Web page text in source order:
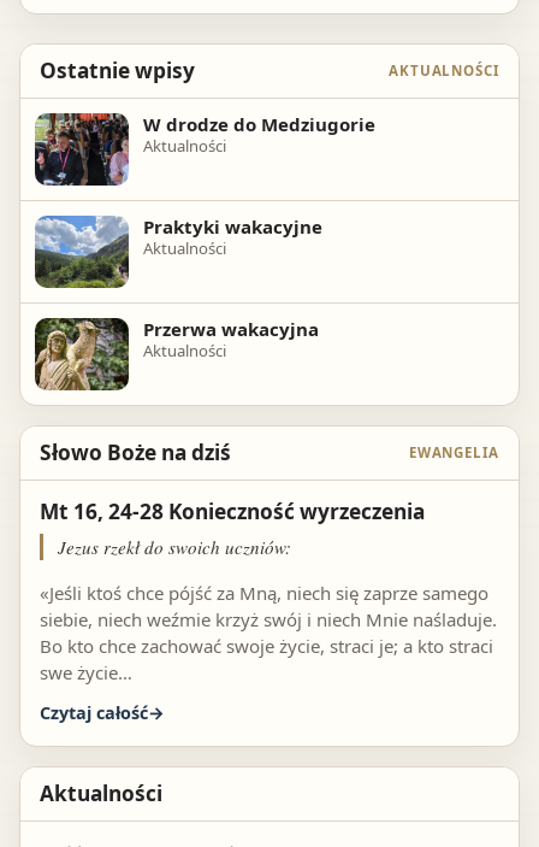
Ostatnie wpisy AKTUALNOŚCI
W drodze do Medziugorie
Aktualności
Praktyki wakacyjne
Aktualności
Przerwa wakacyjna
Aktualności
Słowo Boże na dziś EWANGELIA
Mt 16, 24-28 Konieczność wyrzeczenia
Jezus rzekł do swoich uczniów:
«Jeśli ktoś chce pójść za Mną, niech się zaprze samego
siebie, niech weźmie krzyż swój i niech Mnie naśladuje.
Bo kto chce zachować swoje życie, straci je; a kto straci
swe życie…
Czytaj całość
Aktualności